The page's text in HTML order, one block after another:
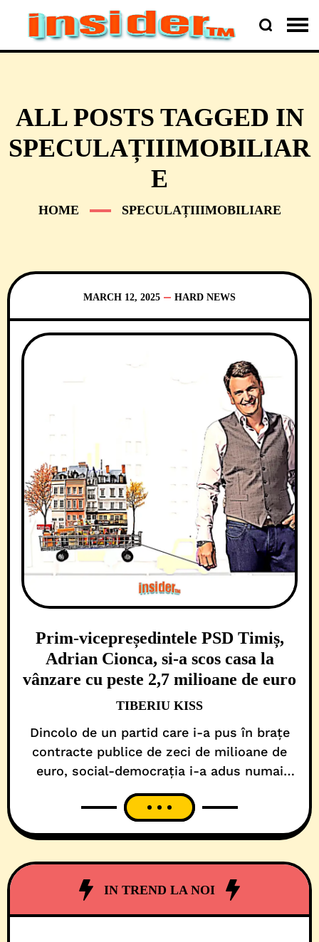
ALL POSTS TAGGED IN
SPECULAȚIIIMOBILIAR
E
HOME SPECULAȚIIIMOBILIARE
MARCH 12, 2025 HARD NEWS
Prim-vicepreședintele PSD Timiș,
Adrian Cionca, si-a scos casa la
vânzare cu peste 2,7 milioane de euro
TIBERIU KISS
Dincolo de un partid care i-a pus în brațe
contracte publice de zeci de milioane de
euro, social-democrația i-a adus numai
bătăi de cap pastorului penticostal Adrian
Cionca, unul dintre cei mai mari
dezvoltatori imobiliari din Timiș. În primul
radarul vieții publice. Când a mai ajuns și
prim-vicepreședinte
IN TREND LA NOI